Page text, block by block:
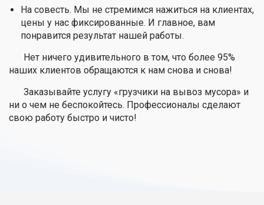
На совесть. Мы не стремимся нажиться на клиентах,
цены у нас фиксированные. И главное, вам
понравится результат нашей работы.
Нет ничего удивительного в том, что более 95%
наших клиентов обращаются к нам снова и снова!
Заказывайте услугу «грузчики на вывоз мусора» и
ни о чем не беспокойтесь. Профессионалы сделают
свою работу быстро и чисто!